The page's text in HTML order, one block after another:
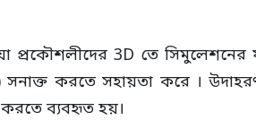
প্রকৌশলীদের 3D তে
করতে সহায়তা করে ।
করতে ব্যবহৃত হয়।